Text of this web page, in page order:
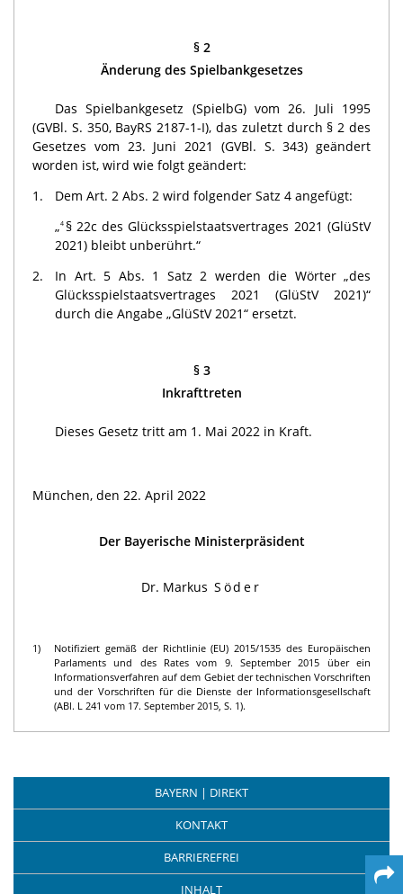
§ 2
Änderung des Spielbankgesetzes
Das Spielbankgesetz (SpielbG) vom 26. Juli 1995
(GVBl. S. 350, BayRS 2187-1-I), das zuletzt durch § 2 des
Gesetzes vom 23. Juni 2021 (GVBl. S. 343) geändert
worden ist, wird wie folgt geändert:
1.
Dem Art. 2 Abs. 2 wird folgender Satz 4 angefügt:
„4 § 22c des Glücksspielstaatsvertrages 2021 (GlüStV
2021) bleibt unberührt.“
2.
In Art. 5 Abs. 1 Satz 2 werden die Wörter „des
Glücksspielstaatsvertrages 2021 (GlüStV 2021)“
durch die Angabe „GlüStV 2021“ ersetzt.
§ 3
Inkrafttreten
Dieses Gesetz tritt am 1. Mai 2022 in Kraft.
München, den 22. April 2022
Der Bayerische Ministerpräsident
Dr. Markus Söder
1)
Notifiziert gemäß der Richtlinie (EU) 2015/1535 des Europäischen
Parlaments und des Rates vom 9. September 2015 über ein
Informationsverfahren auf dem Gebiet der technischen Vorschriften
und der Vorschriften für die Dienste der Informationsgesellschaft
(ABl. L 241 vom 17. September 2015, S. 1).
BAYERN | DIREKT
KONTAKT
BARRIEREFREI
INHALT